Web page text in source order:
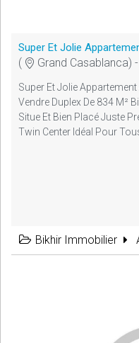
Super Et Jolie
( Grand Casablanca) -
Super Et Jolie Appartement
Vendre Duplex De 834 M²
Situe Et Bien Placé Juste
Twin Center Idéal Pour
Bikhir Immobilier